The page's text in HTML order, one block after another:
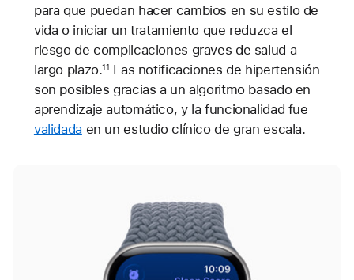
para que puedan hacer cambios en su estilo de
vida o iniciar un tratamiento que reduzca el
riesgo de complicaciones graves de salud a
largo plazo.11 Las notificaciones de hipertensión
son posibles gracias a un algoritmo basado en
aprendizaje automático, y la funcionalidad fue
validada en un estudio clínico de gran escala.